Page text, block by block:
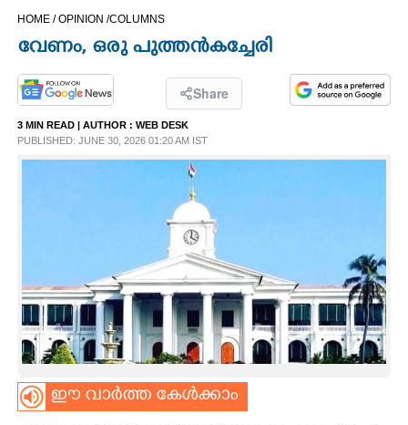
OPINION
PHOTOS
INFO+
ART
ASTRO
HOME /OPINION /COLUMNS
വേണം,​ ഒരു പുത്തൻകച്ചേരി
Share
3 MIN READ | AUTHOR : WEB DESK
PUBLISHED: JUNE 30, 2026 01:20 AM IST
ഈ വാർത്ത കേൾക്കാം